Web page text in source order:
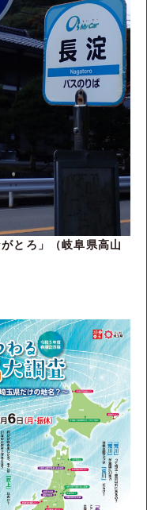
とろ」（岐阜県高山